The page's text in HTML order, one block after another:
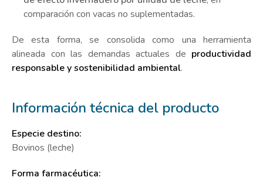
comparación con vacas no suplementadas.
De esta forma, se consolida como una herramienta
alineada con las demandas actuales de productividad
responsable y sostenibilidad ambiental.
Información técnica del producto
Especie destino:
Bovinos (leche)
Forma farmacéutica: